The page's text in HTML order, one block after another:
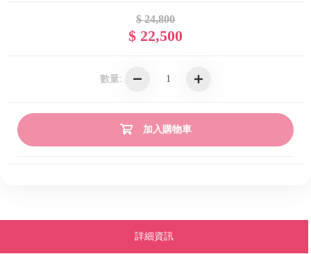
$ 24,800
$ 22,500
數量:
加入購物車
詳細資訊